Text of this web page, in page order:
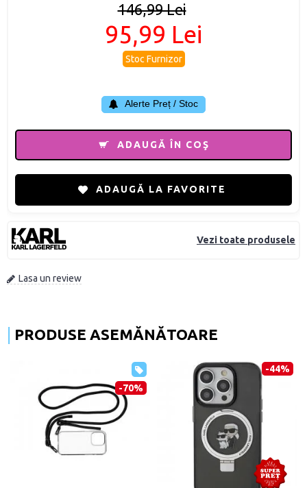
Vezi toate produsele
Lasa un review
146,99 Lei
95,99 Lei
Stoc Furnizor
Alerte Preț / Stoc
ADAUGĂ ÎN COŞ
ADAUGĂ LA FAVORITE
PRODUSE ASEMĂNĂTOARE
-70%
-44%